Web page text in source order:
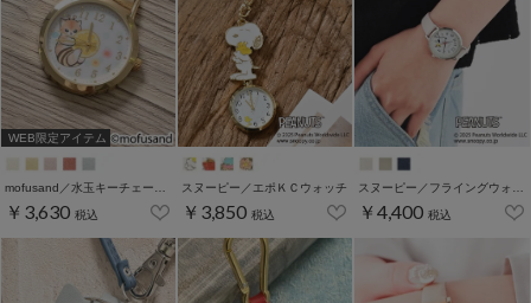
WEB限定アイテム
￥3,630 税込
スヌーピー／エポＫＣウォッチ
￥3,850 税込 ￥4,400 税込